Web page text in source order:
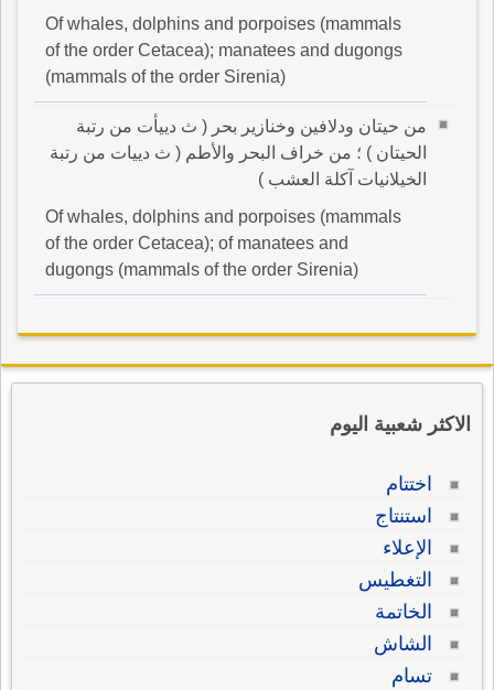
Of whales, dolphins and porpoises (mammals
of the order Cetacea); manatees and dugongs
(mammals of the order Sirenia)
من حيتان ودلافين وخنازير بحر ( ث دييأت من رتبة
الحيتان ) ؛ من خراف البحر والأطم ( ث دييات من رتبة
الخيلانيات آكلة العشب )
Of whales, dolphins and porpoises (mammals
of the order Cetacea); of manatees and
dugongs (mammals of the order Sirenia)
الاكثر شعبية اليوم
اختتام
استنتاج
الإعلاء
التغطيس
الخاتمة
الشاش
تسام